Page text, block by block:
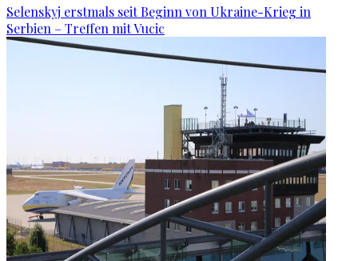
Selenskyj erstmals seit Beginn von Ukraine-Krieg in
Serbien – Treffen mit Vucic